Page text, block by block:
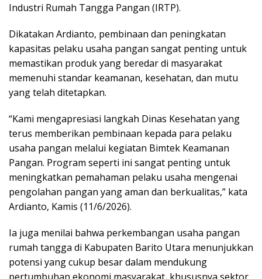
Industri Rumah Tangga Pangan (IRTP).
Dikatakan Ardianto, pembinaan dan peningkatan
kapasitas pelaku usaha pangan sangat penting untuk
memastikan produk yang beredar di masyarakat
memenuhi standar keamanan, kesehatan, dan mutu
yang telah ditetapkan.
“Kami mengapresiasi langkah Dinas Kesehatan yang
terus memberikan pembinaan kepada para pelaku
usaha pangan melalui kegiatan Bimtek Keamanan
Pangan. Program seperti ini sangat penting untuk
meningkatkan pemahaman pelaku usaha mengenai
pengolahan pangan yang aman dan berkualitas,” kata
Ardianto, Kamis (11/6/2026).
Ia juga menilai bahwa perkembangan usaha pangan
rumah tangga di Kabupaten Barito Utara menunjukkan
potensi yang cukup besar dalam mendukung